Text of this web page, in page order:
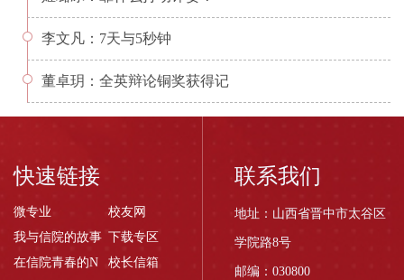
李文凡：7天与5秒钟
董卓玥：全英辩论铜奖获得记
快速链接
微专业
校友网
我与信院的故事 下载专区
在信院青春的N
校长信箱
联系我们
地址：山西省晋中市太谷区
学院路8号
邮编：030800